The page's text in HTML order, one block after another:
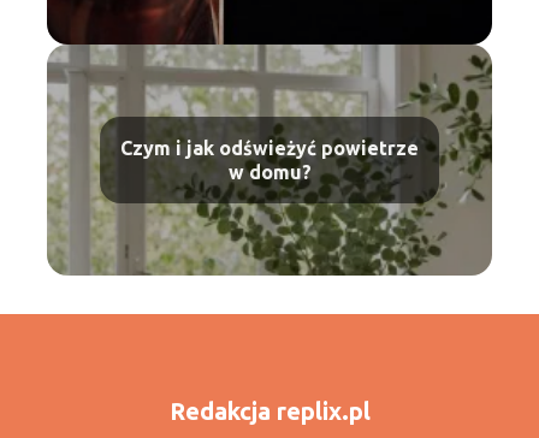
Czym i jak odświeżyć powietrze
w domu?
Redakcja replix.pl